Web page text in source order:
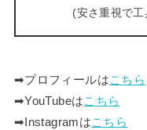
(安さ重視で
➡︎プロフィールはこちら
➡︎YouTubeはこちら
➡︎Instagramはこちら